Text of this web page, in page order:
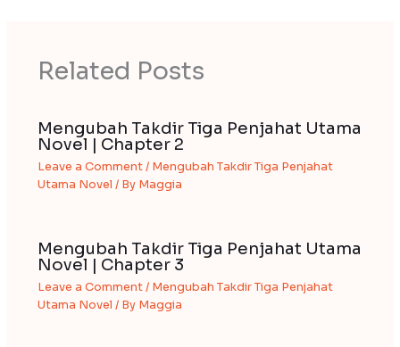
Related Posts
Mengubah Takdir Tiga Penjahat Utama
Novel | Chapter 2
Leave a Comment / Mengubah Takdir Tiga Penjahat
Utama Novel / By Maggia
Mengubah Takdir Tiga Penjahat Utama
Novel | Chapter 3
Leave a Comment / Mengubah Takdir Tiga Penjahat
Utama Novel / By Maggia